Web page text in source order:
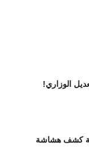
الوزاري!
كشف هشاشة